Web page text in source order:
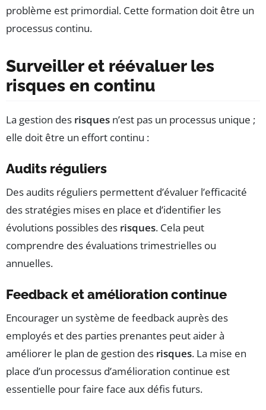
problème est primordial. Cette formation doit être un
processus continu.
Surveiller et réévaluer les
risques en continu
La gestion des risques n’est pas un processus unique ;
elle doit être un effort continu :
Audits réguliers
Des audits réguliers permettent d’évaluer l’efficacité
des stratégies mises en place et d’identifier les
évolutions possibles des risques. Cela peut
comprendre des évaluations trimestrielles ou
annuelles.
Feedback et amélioration continue
Encourager un système de feedback auprès des
employés et des parties prenantes peut aider à
améliorer le plan de gestion des risques. La mise en
place d’un processus d’amélioration continue est
essentielle pour faire face aux défis futurs.